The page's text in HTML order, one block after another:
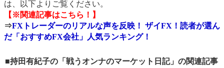
は、以下よりご覧ください。
【※関連記事はこちら！】
⇒FXトレーダーのリアルな声を反映！ ザイFX！読者が選ん
だ「おすすめFX会社」人気ランキング！
■持田有紀子の「戦うオンナのマーケット日記」の関連記事